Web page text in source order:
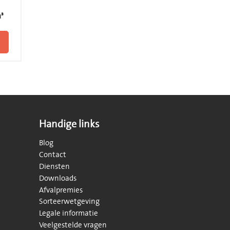
Handige links
Blog
Contact
Diensten
Downloads
Afvalpremies
Sorteerwetgeving
Legale informatie
Veelgestelde vragen